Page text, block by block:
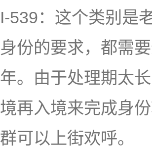
I-539：这个类别是
身份的要求，都需
年。由于处理期太
境再入境来完成身
群可以上街欢呼。